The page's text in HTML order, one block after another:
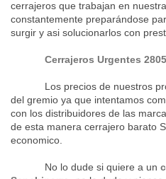
cerrajeros que trabajan en
constantemente preparándose
surgir y asi solucionarlos con
Cerrajeros Urgentes
Los precios de nuestros
del gremio ya que intentamos
con los distribuidores de las
de esta manera cerrajero barato
economico.
No lo dude si quiere a un